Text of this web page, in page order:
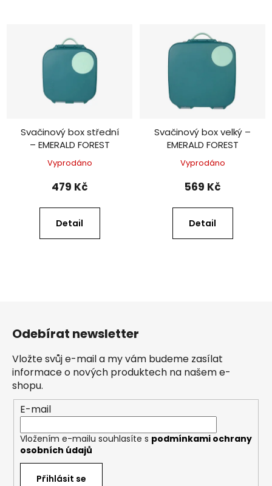
Svačinový box střední
– EMERALD FOREST
Vyprodáno
479 Kč
Detail
Svačinový box velký –
EMERALD FOREST
Vyprodáno
569 Kč
Detail
Odebírat newsletter
Vložte svůj e-mail a my vám budeme zasílat
informace o nových produktech na našem e-
shopu.
E-mail
Vložením e-mailu souhlasíte s podmínkami ochrany
osobních údajů
Přihlásit se